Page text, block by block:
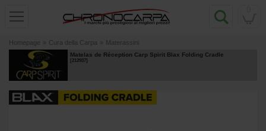
Homepage » Cura della Carpa » Materassini
Matelas de Réception Carp Spirit Blax Folding Cradle
[212937]